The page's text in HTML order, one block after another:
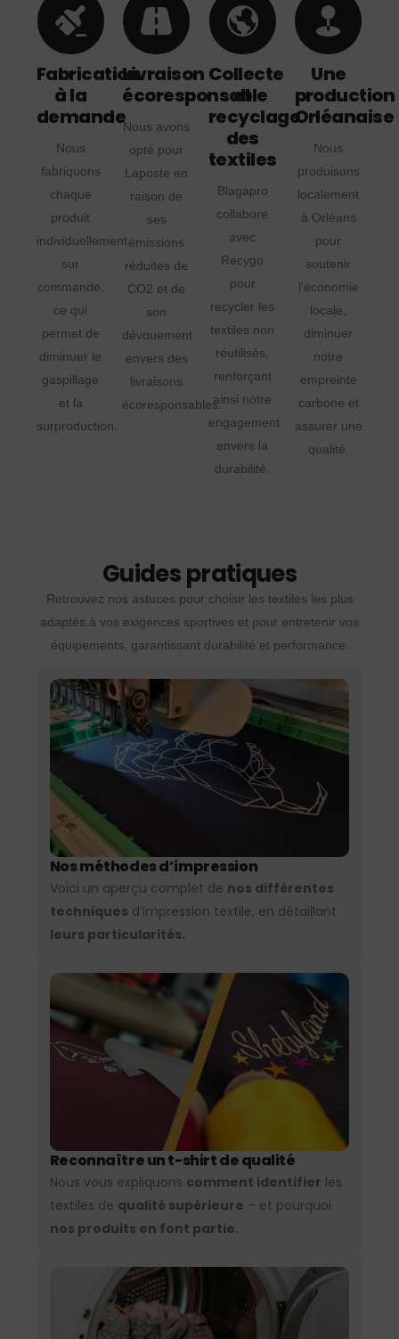
Fabrication
à la
demande
Nous
fabriquons
chaque
produit
individuellement
sur
commande,
ce qui
permet de
diminuer le
gaspillage
et la
surproduction.
Livraison
écoresponsable
Nous avons
opté pour
Laposte en
raison de
ses
émissions
réduites de
CO2 et de
son
dévouement
envers des
livraisons
écoresponsables.
Collecte
et
recyclage
des
textiles
Blagapro
collabore
avec
Recygo
pour
recycler les
textiles non
réutilisés,
renforçant
ainsi notre
engagement
envers la
durabilité.
Une
production
Orléanaise
Nous
produisons
localement
à Orléans
pour
soutenir
l'économie
locale,
diminuer
notre
empreinte
carbone et
assurer une
qualité.
Guides pratiques
Retrouvez nos astuces pour choisir les textiles les plus
adaptés à vos exigences sportives et pour entretenir vos
équipements, garantissant durabilité et performance.
Nos méthodes d’impression
Voici un aperçu complet de nos différentes
techniques d’impression textile, en détaillant
leurs particularités.
Reconnaître un t-shirt de qualité
Nous vous expliquons comment identifier les
textiles de qualité supérieure – et pourquoi
nos produits en font partie.